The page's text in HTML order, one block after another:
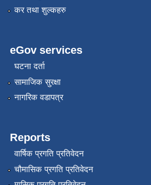
कर तथा शुल्कहरु
eGov services
घटना दर्ता
सामाजिक सुरक्षा
नागरिक वडापत्र
Reports
वार्षिक प्रगति प्रतिवेदन
चौमासिक प्रगति प्रतिवेदन